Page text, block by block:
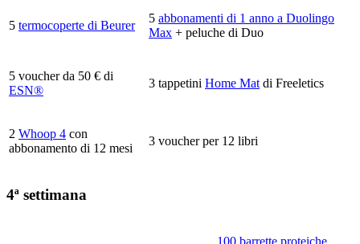
5 termocoperte di Beurer
5 abbonamenti di 1 anno a Duolingo
Max + peluche di Duo
5 voucher da 50 € di
ESN®
3 tappetini Home Mat di Freeletics
2 Whoop 4 con
abbonamento di 12 mesi
3 voucher per 12 libri
4ª settimana
100 barrette proteiche